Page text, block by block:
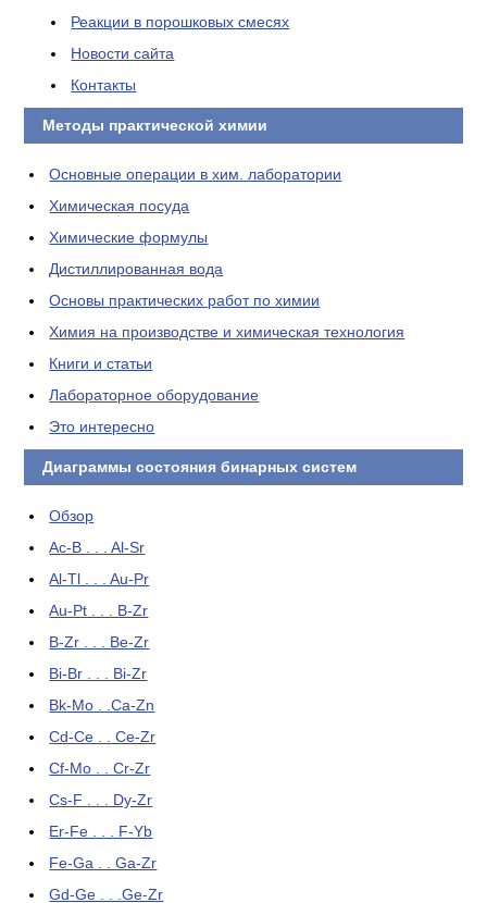
Реакции в порошковых смесях
Новости сайта
Контакты
Методы практической химии
Основные операции в хим. лаборатории
Химическая посуда
Химические формулы
Дистиллированная вода
Основы практических работ по химии
Химия на производстве и химическая технология
Книги и статьи
Лабораторное оборудование
Это интересно
Диаграммы состояния бинарных систем
Обзор
Ac-B . . . Al-Sr
Al-Tl . . . Au-Pr
Au-Pt . . . B-Zr
B-Zr . . . Be-Zr
Bi-Br . . . Bi-Zr
Bk-Mo . .Ca-Zn
Cd-Ce . . Ce-Zr
Cf-Mo . . Cr-Zr
Cs-F . . . Dy-Zr
Er-Fe . . . F-Yb
Fe-Ga . . Ga-Zr
Gd-Ge . . .Ge-Zr